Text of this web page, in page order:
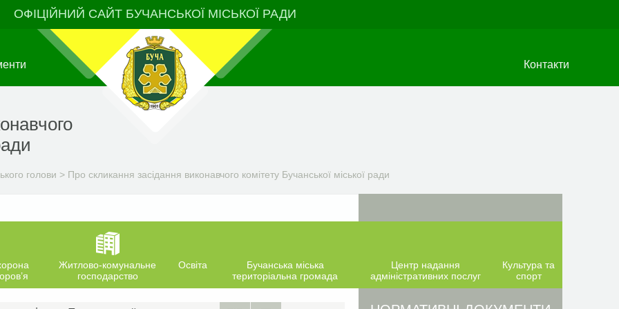
ОФІЦІЙНИЙ САЙТ БУЧАНСЬКОЇ МІСЬКОЇ РАДИ
Контакти
голови > Про скликання засідання виконавчого комітету Бучанської міської ради
Житлово-комунальне
господарство
Освіта
Бучанська міська
територіальна громада
Центр надання
адміністративних послуг
Культура та
спорт